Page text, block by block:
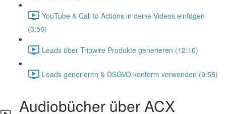
YouTube & Call to Actions in deine Videos einfügen
(3:56)
Leads über Tripwire Produkte generieren (12:10)
Leads generieren & DSGVO konform verwenden (9:58)
Audiobücher über ACX